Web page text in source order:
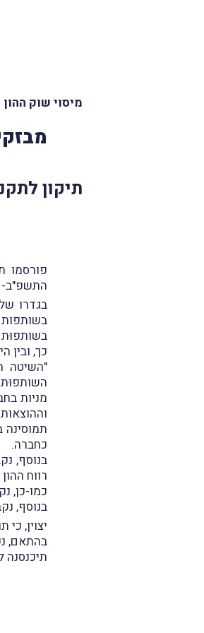
מיסוי שוק ההון
תיקון
פורסמו
התשפ"ב-2021 (
בגדרו
בשותפות
בשותפוּת
כך, ובין
"השיטה
מניות
כחברה.
בנוסף,
רווח
כמו-כן,
בנוסף,
יצוין, כי
תיכנסנה